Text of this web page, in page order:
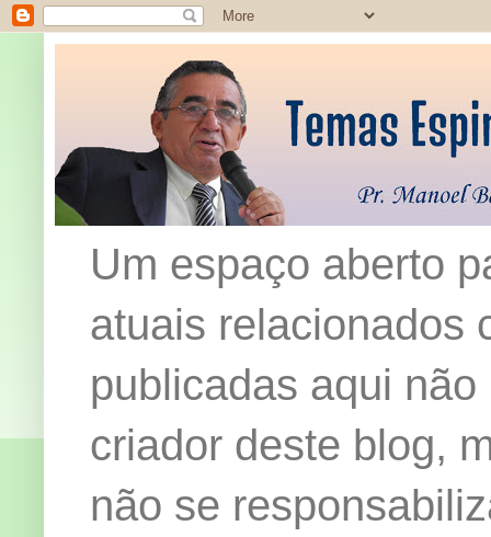
Um espaço aberto
atuais relacionados
publicadas aqui
criador deste blog,
não se